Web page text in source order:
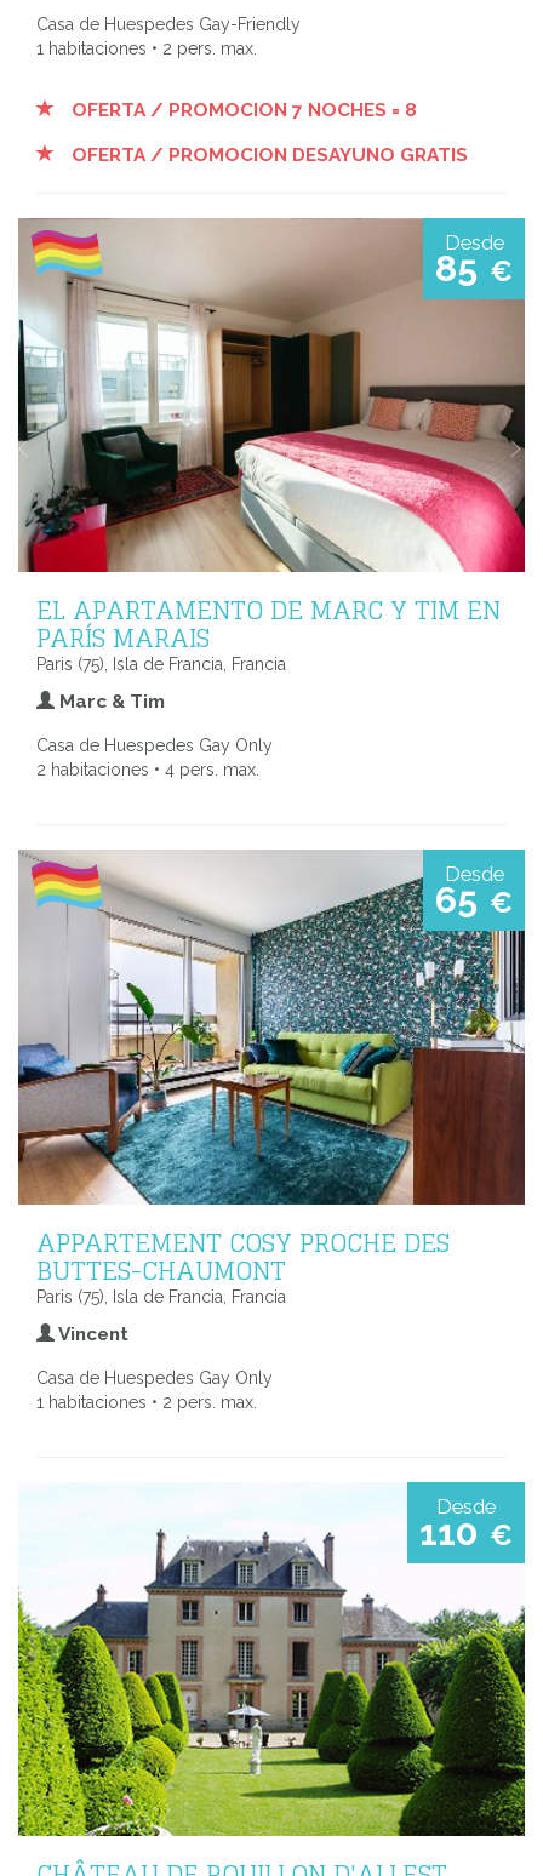
Casa de Huespedes Gay-Friendly
1 habitaciones • 2 pers. max.
OFERTA / PROMOCION 7 NOCHES = 8
OFERTA / PROMOCION DESAYUNO GRATIS
Desde
85 €
EL APARTAMENTO DE MARC Y TIM EN
PARÍS MARAIS
Paris (75), Isla de Francia, Francia
Marc & Tim
Casa de Huespedes Gay Only
2 habitaciones • 4 pers. max.
Desde
65 €
APPARTEMENT COSY PROCHE DES
BUTTES-CHAUMONT
Paris (75), Isla de Francia, Francia
Vincent
Casa de Huespedes Gay Only
1 habitaciones • 2 pers. max.
Desde
110 €